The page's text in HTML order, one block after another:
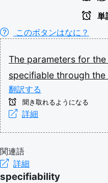
単
このボタンはなに？
The parameters for the
specifiable through the
翻訳する
聞き取れるようになる
詳細
関連語
詳細
specifiability